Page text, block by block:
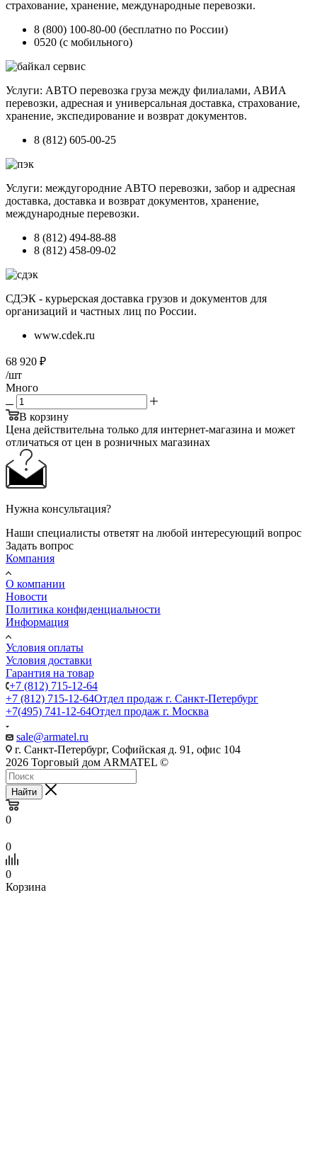
страхование, хранение, международные перевозки.
8 (800) 100-80-00 (бесплатно по России)
0520 (с мобильного)
Услуги: АВТО перевозка груза между филиалами, АВИА
перевозки, адресная и универсальная доставка, страхование,
хранение, экспедирование и возврат документов.
8 (812) 605-00-25
Услуги: междугородние АВТО перевозки, забор и адресная
доставка, доставка и возврат документов, хранение,
международные перевозки.
8 (812) 494-88-88
8 (812) 458-09-02
СДЭК - курьерская доставка грузов и документов для
организаций и частных лиц по России.
www.cdek.ru
68 920 ₽
/шт
Много
В корзину
Цена действительна только для интернет-магазина и может
отличаться от цен в розничных магазинах
Нужна консультация?
Наши специалисты ответят на любой интересующий вопрос
Задать вопрос
Компания
О компании
Новости
Политика конфиденциальности
Информация
Условия оплаты
Условия доставки
Гарантия на товар
+7 (812) 715-12-64
+7 (812) 715-12-64Отдел продаж г. Санкт-Петербург
+7(495) 741-12-64Отдел продаж г. Москва
sale@armatel.ru
г. Санкт-Петербург, Софийская д. 91, офис 104
2026 Торговый дом ARMATEL ©
Найти
0
0
0
Корзина